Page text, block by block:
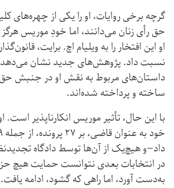
گرچه برخی روایات، او را یکی از چهره‌های
حق رأی زنان می‌دانند، اما خودِ موریس
او این افتخار را به ویلیام اچ. برایت،
نسبت داد. پژوهش‌های جدید نشان می‌دهد
داستان‌های مربوط به نقش او در جنبش
ساخته و پرداخته شده‌اند.
با این حال، تأثیر موریس انکارناپذیر است.
داد—و هیچ‌یک از آن‌ها توسط دادگاه
در انتخابات بعدی نتوانست حمایت هیچ
به‌دست آورد، اما راهی که گشود، ادامه یافت.